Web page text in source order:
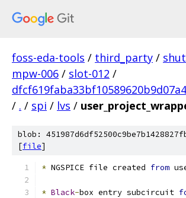
foss-eda-tools / third_party /
mpw-006 / slot-012 /
/ . / spi / lvs /
blob:
[file]
* NGSPICE file created from
* Black-box entry subcircuit